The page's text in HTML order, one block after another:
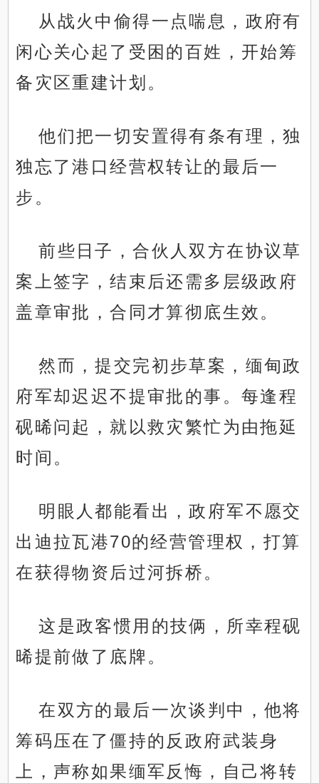
从战火中偷得一点喘息，政府有
闲心关心起了受困的百姓，开始筹
备灾区重建计划。
他们把一切安置得有条有理，独
独忘了港口经营权转让的最后一
步。
前些日子，合伙人双方在协议草
案上签字，结束后还需多层级政府
盖章审批，合同才算彻底生效。
然而，提交完初步草案，缅甸政
府军却迟迟不提审批的事。每逢程
砚晞问起，就以救灾繁忙为由拖延
时间。
明眼人都能看出，政府军不愿交
出迪拉瓦港70的经营管理权，打算
在获得物资后过河拆桥。
这是政客惯用的技俩，所幸程砚
晞提前做了底牌。
在双方的最后一次谈判中，他将
筹码压在了僵持的反政府武装身
上，声称如果缅军反悔，自己将转